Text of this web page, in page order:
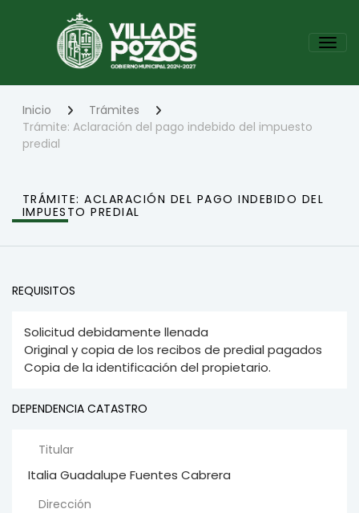
contenido
Inicio
Trámites
Trámite: Aclaración del pago indebido del impuesto
predial
TRÁMITE:ACLARACIÓN DEL PAGO INDEBIDO DEL
IMPUESTO PREDIAL
REQUISITOS
Solicitud debidamente llenada
Original y copia de los recibos de predial pagados
Copia de la identificación del propietario.
DEPENDENCIA CATASTRO
Titular
Italia Guadalupe Fuentes Cabrera
Dirección